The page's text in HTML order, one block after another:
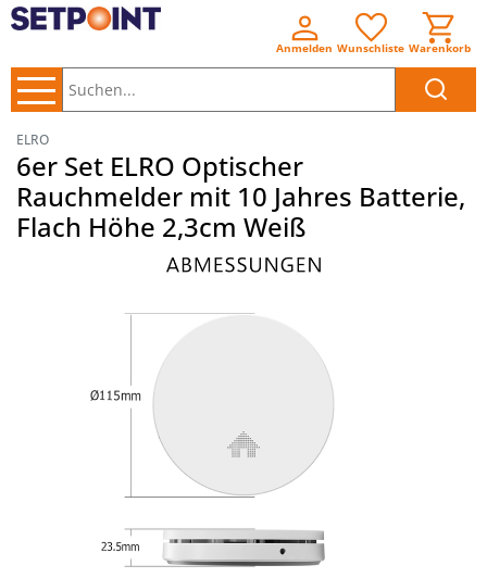
Anmelden Wunschliste Warenkorb
ELRO
6er Set ELRO Optischer
Rauchmelder mit 10 Jahres Batterie,
Flach Höhe 2,3cm Weiß